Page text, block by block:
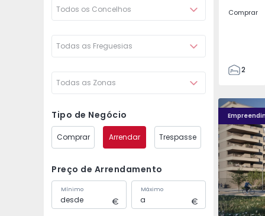
Todos os Concelhos
Todas as Freguesias
Todas as Zonas
Tipo de Negócio
Comprar Arrendar Trespasse
Preço de Arrendamento
Mínimo Máximo
Comprar
2
85
85
0
4
Fachada PLENO JARDIM - 4Fachada